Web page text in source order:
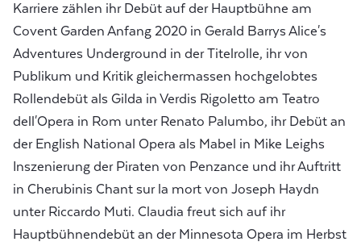
Karriere zählen ihr Debüt auf der Hauptbühne am
Covent Garden Anfang 2020 in Gerald Barrys Alice's
Adventures Underground in der Titelrolle, ihr von
Publikum und Kritik gleichermassen hochgelobtes
Rollendebüt als Gilda in Verdis Rigoletto am Teatro
dell'Opera in Rom unter Renato Palumbo, ihr Debüt an
der English National Opera als Mabel in Mike Leighs
Inszenierung der Piraten von Penzance und ihr Auftritt
in Cherubinis Chant sur la mort von Joseph Haydn
unter Riccardo Muti. Claudia freut sich auf ihr
Hauptbühnendebüt an der Minnesota Opera im Herbst